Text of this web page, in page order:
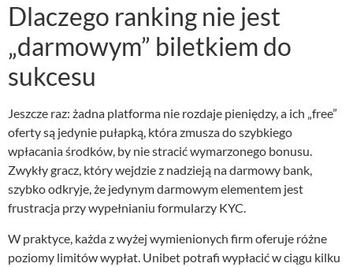
Dlaczego ranking nie jest
„darmowym” biletkiem do
sukcesu
Jeszcze raz: żadna platforma nie rozdaje pieniędzy, a ich „free”
oferty są jedynie pułapką, która zmusza do szybkiego
wpłacania środków, by nie stracić wymarzonego bonusu.
Zwykły gracz, który wejdzie z nadzieją na darmowy bank,
szybko odkryje, że jedynym darmowym elementem jest
frustracja przy wypełnianiu formularzy KYC.
W praktyce, każda z wyżej wymienionych firm oferuje różne
poziomy limitów wypłat. Unibet potrafi wypłacić w ciągu kilku